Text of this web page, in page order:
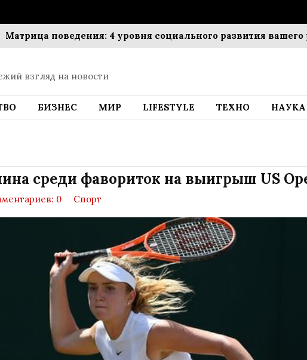
поведения: 4 уровня социального развития вашего
взгляд на новости
БИЗНЕС МИР LIFESTYLE ТЕХНО НАУКА
среди фавориток на выигрыш US
0 Спорт